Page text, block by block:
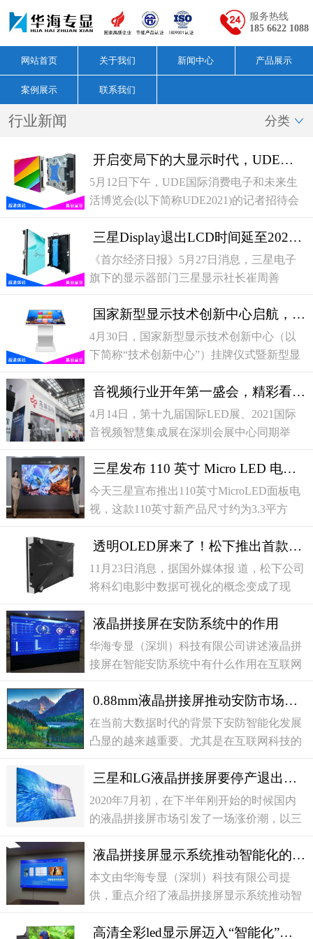
服务热线
185 6622 1088
网站首页 关于我们 新闻中心 产品展示
案例展示 联系我们
行业新闻 分类 
开启变局下的大显示时代，UDE国际显示博览会新闻发布会圆满举行
5月12日下午，UDE国际消费电子和未来生
活博览会(以下简称UDE2021)的记者招待会
UDE国际显示博览会和UDE国际消费电子博
览会将于2021年7月30日至8月1日在上
三星Display退出LCD时间延至2022年底
《首尔经济日报》5月27日消息，三星电子
旗下的显示器部门三星显示社长崔周善
延长液晶显示器（LCD）面板生产期限至
2022年底。 知情人士表示， 该公司
国家新型显示技术创新中心启航，我国显示产业聚力前行
4月30日，国家新型显示技术创新中心（以
下简称“技术创新中心”）挂牌仪式暨新型显
联盟”）启动建设大会在广州举行。此次会
议由广东聚华新型
音视频行业开年第一盛会，精彩看点不容错过！
4月14日，第十九届国际LED展、2021国际
音视频智慧集成展在深圳会展中心同期举
展览盛会，不仅吸引了众多展商，也引爆了
观众流量，展会现场人山人海
三星发布 110 英寸 Micro LED 电视 ，售价超百万元
今天三星宣布推出110英寸MicroLED面板电
视，这款110英寸新产品尺寸约为3.3平方
辨率，售价为1.7亿韩元（约人民币102
万），正式发 售则要到明年第一季度。
透明OLED屏来了！松下推出首款商用OELD透明面板
11月23日消息，据国外媒体报 道，松下公司
将科幻电影中数据可视化的概念变成了现
款透明OLED产品，不负众望，日前松下正
式发布了TP-55ZT110和TP-55ZT
液晶拼接屏在安防系统中的作用
华海专显（深圳）科技有限公司讲述液晶拼
接屏在智能安防系统中有什么作用在互联网
大的智能化功能，液晶拼接屏在智能安防系
统中有什么作用？
0.88mm液晶拼接屏推动安防市场智能化发展
在当前大数据时代的背景下安防智能化发展
凸显的越来越重要。尤其是在互联网科技的
到了质的飞跃。在不同领域中的安防监控中
都能把笨重繁琐的设
三星和LG液晶拼接屏要停产退出市场吗？
2020年7月初，在下半年刚开始的时候国内
的液晶拼接屏市场引发了一场涨价潮，以三
围涨价并且缺货，有人说这是三星和LG停
产之前的疯狂，难道三星和
液晶拼接屏显示系统推动智能化的安防应用
本文由华海专显（深圳）科技有限公司提
供，重点介绍了液晶拼接屏显示系统推动智
圳）科技有限公司专业提供液晶拼接屏就,液
高清全彩led显示屏迈入“智能化”行列